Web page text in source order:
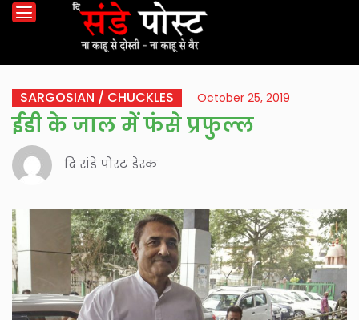
SARGOSIAN / CHUCKLES October 25, 2019
ईडी के जाल में फंसे प्रफुल्ल
दि संडे पोस्ट डेस्क